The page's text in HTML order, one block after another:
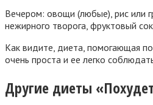
Вечером: овощи (любые), рис или
нежирного творога, фруктовый
Как видите, диета, помогающая
очень проста и ее легко
Другие диеты